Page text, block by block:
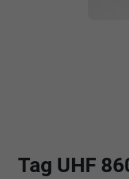
Tag UHF